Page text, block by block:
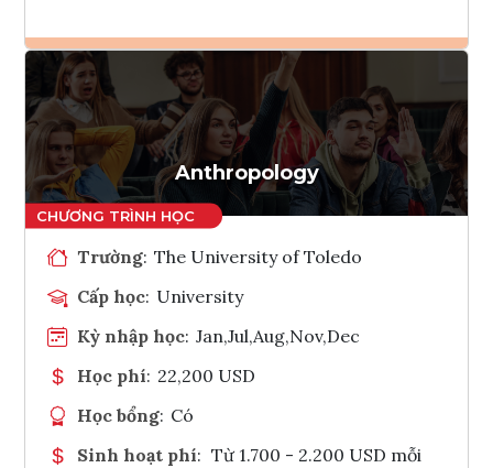
Ghi danh
Tham vấn Interlink
Anthropology
Trường: The University of Toledo
Cấp học: University
Kỳ nhập học: Jan,Jul,Aug,Nov,Dec
Học phí: 22,200 USD
Học bổng: Có
Sinh hoạt phí: Từ 1.700 - 2.200 USD mỗi